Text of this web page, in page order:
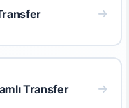
Transfer